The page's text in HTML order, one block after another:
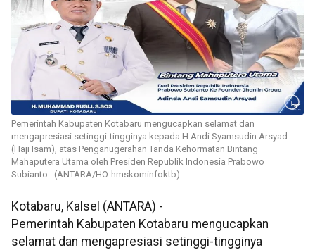
Pemerintah Kabupaten Kotabaru mengucapkan selamat dan
mengapresiasi setinggi-tingginya kepada H Andi Syamsudin Arsyad
(Haji Isam), atas Penganugerahan Tanda Kehormatan Bintang
Mahaputera Utama oleh Presiden Republik Indonesia Prabowo
Subianto. (ANTARA/HO-hmskominfoktb)
Kotabaru, Kalsel (ANTARA) -
Pemerintah Kabupaten Kotabaru mengucapkan
selamat dan mengapresiasi setinggi-tingginya